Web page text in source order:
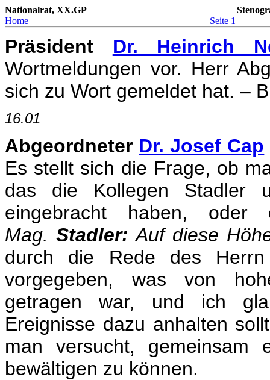
Nationalrat, XX.GP
Home
Seite 1
Präsident Dr. Heinrich
Wortmeldungen vor. Herr
sich zu Wort gemeldet hat. –
16.01
Abgeordneter Dr. Josef Cap
Es stellt sich die Frage, ob
das die Kollegen Stadler
eingebracht haben,
Mag. Stadler: Auf diese
durch die Rede des
vorgegeben, was von
getragen war, und ich
Ereignisse dazu anhalten
man versucht,
bewältigen zu können.